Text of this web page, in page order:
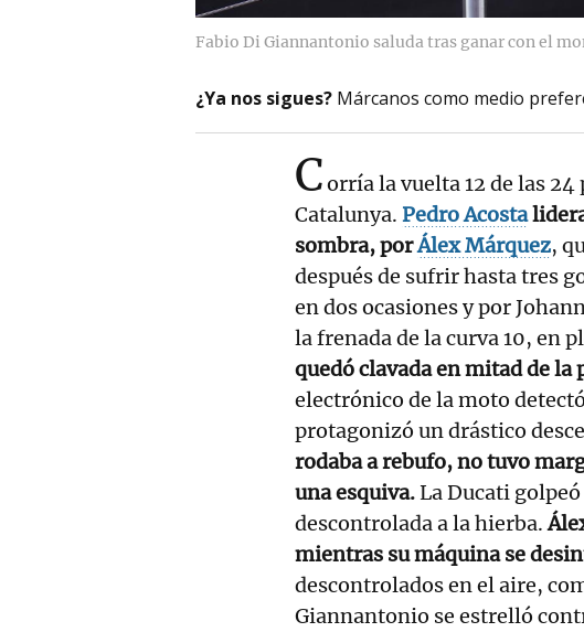
Fabio Di Giannantonio saluda tras ganar con el
¿Ya nos sigues? Márcanos como medio
Corría la vuelta 12 de las
Catalunya. Pedro Acosta
sombra, porÁlex Márquez,
después de sufrir hasta tres
en dos ocasiones y por
la frenada de la curva 10, en
quedó clavada en mitad de la
electrónico de la moto
protagonizó un drástico
rodaba a rebufo, no tuvo
una esquiva.La Ducati
descontrolada a la hierba.
mientras su máquina se
descontrolados en el aire,
Giannantonio se estrelló